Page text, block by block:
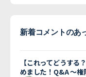
新着コメントのあ
【これってどうする
めました！Q&A 〜